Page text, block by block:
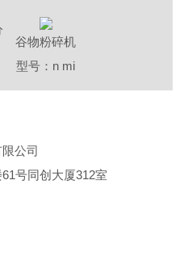
谷物粉碎机
型号：n mi
公司
号同创大厦312室